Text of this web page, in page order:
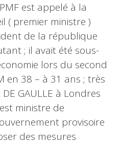
est appelé à la
( premier ministre )
de la république
; il avait été sous-
lors du second
en 38 – à 31 ans ; très
GAULLE à Londres
ministre de
provisoire
des mesures